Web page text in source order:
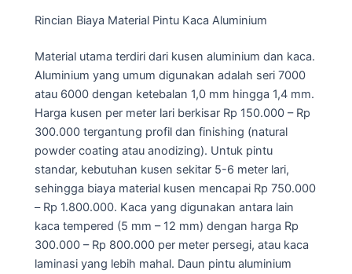
Rincian Biaya Material Pintu Kaca Aluminium
Material utama terdiri dari kusen aluminium dan kaca.
Aluminium yang umum digunakan adalah seri 7000
atau 6000 dengan ketebalan 1,0 mm hingga 1,4 mm.
Harga kusen per meter lari berkisar Rp 150.000 – Rp
300.000 tergantung profil dan finishing (natural
powder coating atau anodizing). Untuk pintu
standar, kebutuhan kusen sekitar 5-6 meter lari,
sehingga biaya material kusen mencapai Rp 750.000
– Rp 1.800.000. Kaca yang digunakan antara lain
kaca tempered (5 mm – 12 mm) dengan harga Rp
300.000 – Rp 800.000 per meter persegi, atau kaca
laminasi yang lebih mahal. Daun pintu aluminium